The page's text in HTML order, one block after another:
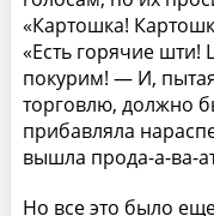
«Картошка!
«Есть горячие
покурим! — И,
торговлю, должно
прибавляла
вышла прода-а-ва-
Но все это было